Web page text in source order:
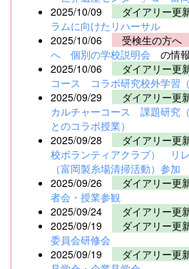
2025/10/09
ダイアリー更
ラムに向けたリハーサル
2025/10/06
受検生の方
へ 個別の学校説明会 の情
2025/10/06
ダイアリー更
コース コラボ研究校外学習（
2025/09/29
ダイアリー更
カルチャーコース 課題研究
とのコラボ授業）
2025/09/28
ダイアリー更
校ボランティアクラブ） リ
（富岡製糸場清掃活動）参加
2025/09/26
ダイアリー更
者会・授業参観
2025/09/24
ダイアリー更
2025/09/19
ダイアリー更
委員会研修会
2025/09/19
ダイアリー更